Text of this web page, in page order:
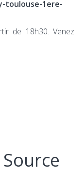
toulouse-1ere-
de 18h30. Venez